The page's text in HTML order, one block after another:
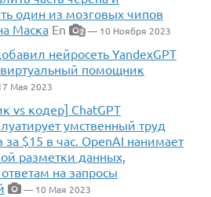
один из мозговых чипов
Маска En 2 — 10 Ноября 2023
нейросеть YandexGPT
виртуальный помощник
Мая 2023
vs кодер] ChatGPT
умственный труд
за $15 в час. OpenAI нанимает
разметки данных,
на запросы
— 10 Мая 2023